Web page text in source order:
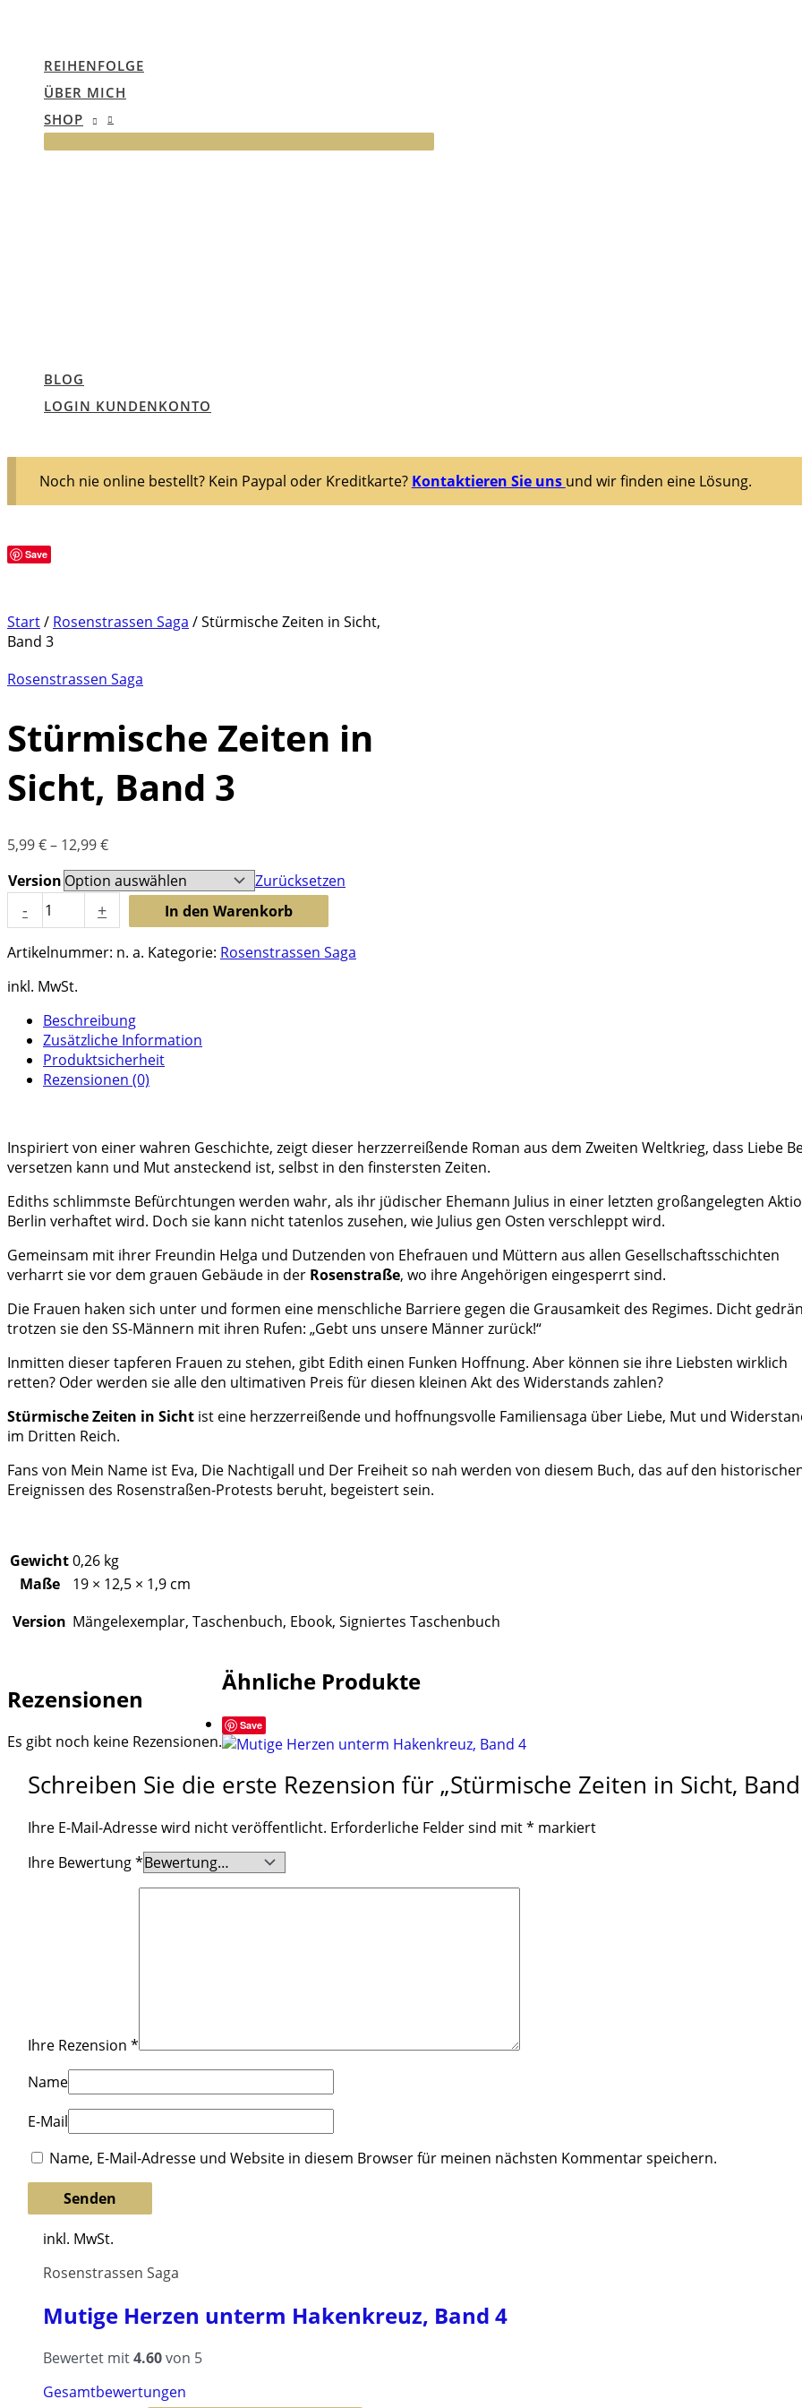
REIHENFOLGE
ÜBER MICH
SHOP
BLOG
LOGIN KUNDENKONTO
Noch nie online bestellt? Kein Paypal oder Kreditkarte? Kontaktieren Sie uns und wir finden eine Lösung.
Save
Start/ Rosenstrassen Saga / Stürmische Zeiten in Sicht,
Band 3
Rosenstrassen Saga
Stürmische Zeiten in
Sicht, Band 3
5,99€– 12,99€
Version
Zurücksetzen
-
Stürmische
Zeiten
Sicht,
Band
Menge
+ In den Warenkorb
Artikelnummer: n. a. Kategorie: Rosenstrassen Saga
inkl. MwSt.
Beschreibung
Zusätzliche Information
Produktsicherheit
Rezensionen (0)
Inspiriert von einer wahren Geschichte, zeigt dieser herzzerreißende Roman aus dem Zweiten Weltkrieg, dass Liebe
versetzen kann und Mut ansteckend ist, selbst in den finstersten Zeiten.
Ediths schlimmste Befürchtungen werden wahr, als ihr jüdischer Ehemann Julius in einer letzten großangelegten
Berlin verhaftet wird. Doch sie kann nicht tatenlos zusehen, wie Julius gen Osten verschleppt wird.
Gemeinsam mit ihrer Freundin Helga und Dutzenden von Ehefrauen und Müttern aus allen Gesellschaftsschichten
verharrt sie vor dem grauen Gebäude in der Rosenstraße, wo ihre Angehörigen eingesperrt sind.
Die Frauen haken sich unter und formen eine menschliche Barriere gegen die Grausamkeit des Regimes. Dicht
trotzen sie den SS-Männern mit ihren Rufen: „Gebt uns unsere Männer zurück!“
Inmitten dieser tapferen Frauen zu stehen, gibt Edith einen Funken Hoffnung. Aber können sie ihre Liebsten wirklich
retten? Oder werden sie alle den ultimativen Preis für diesen kleinen Akt des Widerstands zahlen?
Stürmische Zeiten in Sicht ist eine herzzerreißende und hoffnungsvolle Familiensaga über Liebe, Mut und
im Dritten Reich.
Fans von Mein Name ist Eva, Die Nachtigall und Der Freiheit so nah werden von diesem Buch, das auf den
Ereignissen des Rosenstraßen-Protests beruht, begeistert sein.
Gewicht0,26 kg
Maße
19 × 12,5 × 1,9 cm
Version Mängelexemplar, Taschenbuch, Ebook, Signiertes Taschenbuch
Rezensionen
Es gibt noch keine Rezensionen.
Schreiben Sie die erste Rezension für „Stürmische Zeiten in Sicht, Band
Ihre E-Mail-Adresse wird nicht veröffentlicht. Erforderliche Felder sind mit* markiert
Ihre Bewertung*
Ihre Rezension *
Name
E-Mail
Name, E-Mail-Adresse und Website in diesem Browser für meinen nächsten Kommentar speichern.
Ähnliche Produkte
Save
inkl. MwSt.
Rosenstrassen Saga
Mutige Herzen unterm Hakenkreuz, Band 4
Bewertet mit4.60von 5
Gesamtbewertungen